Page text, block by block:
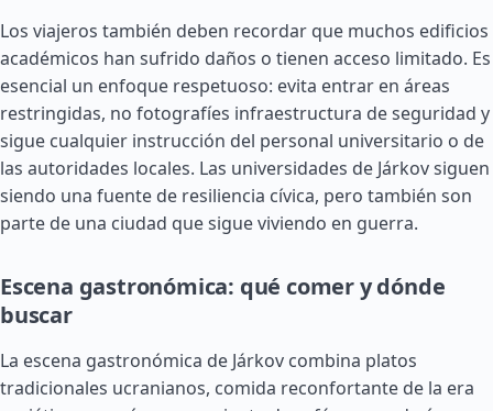
Los viajeros también deben recordar que muchos edificios
académicos han sufrido daños o tienen acceso limitado. Es
esencial un enfoque respetuoso: evita entrar en áreas
restringidas, no fotografíes infraestructura de seguridad y
sigue cualquier instrucción del personal universitario o de
las autoridades locales. Las universidades de Járkov siguen
siendo una fuente de resiliencia cívica, pero también son
parte de una ciudad que sigue viviendo en guerra.
Escena gastronómica: qué comer y dónde
buscar
La escena gastronómica de Járkov combina platos
tradicionales ucranianos, comida reconfortante de la era